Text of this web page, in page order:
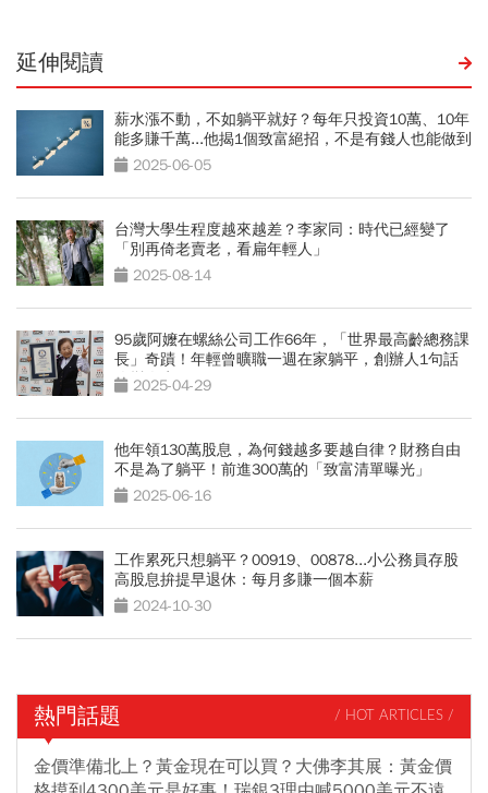
延伸閱讀
薪水漲不動，不如躺平就好？每年只投資10萬、10年
能多賺千萬...他揭1個致富絕招，不是有錢人也能做到
2025-06-05
台灣大學生程度越來越差？李家同：時代已經變了
「別再倚老賣老，看扁年輕人」
2025-08-14
95歲阿嬤在螺絲公司工作66年，「世界最高齡總務課
長」奇蹟！年輕曾曠職一週在家躺平，創辦人1句話
改變人生
2025-04-29
他年領130萬股息，為何錢越多要越自律？財務自由
不是為了躺平！前進300萬的「致富清單曝光」
2025-06-16
工作累死只想躺平？00919、00878...小公務員存股
高股息拚提早退休：每月多賺一個本薪
2024-10-30
熱門話題 / HOT ARTICLES /
金價準備北上？黃金現在可以買？大佛李其展：黃金價